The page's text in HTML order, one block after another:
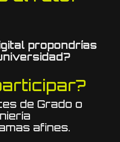
propondrías
de Grado o
afines.